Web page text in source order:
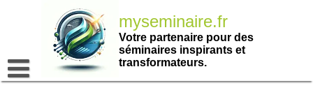
myseminaire.fr
Votre partenaire pour des
séminaires inspirants et
transformateurs.